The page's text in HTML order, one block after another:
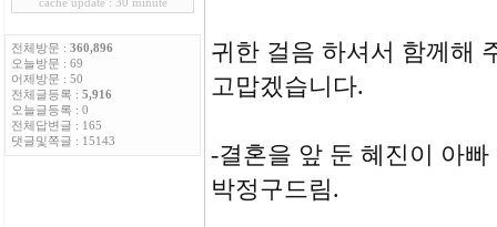
cache update : 30 minute
전체방문 : 360,896
오늘방문 : 69
어제방문 : 50
전체글등록 : 5,916
오늘글등록 : 0
전체답변글 : 165
댓글및쪽글 : 15143
귀한 걸음 하셔서 함께해
고맙겠습니다.
-결혼을 앞 둔 혜진이 아빠
박정구드림.